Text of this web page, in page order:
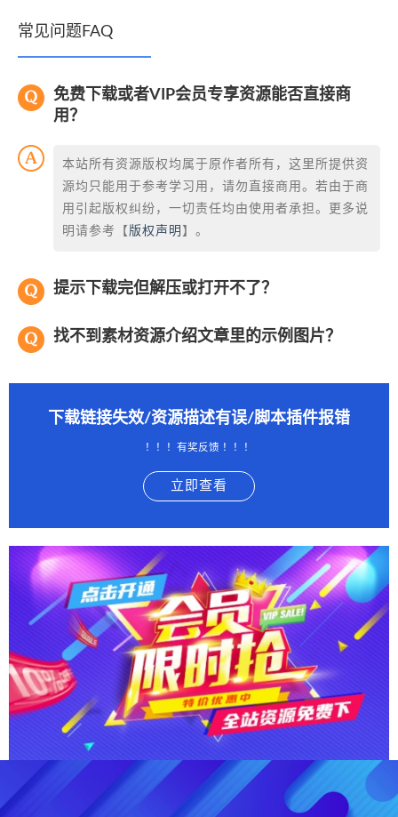
常见问题FAQ
免费下载或者VIP会员专享资源能否直接商
用？
本站所有资源版权均属于原作者所有，这里所提供资
源均只能用于参考学习用，请勿直接商用。若由于商
用引起版权纠纷，一切责任均由使用者承担。更多说
明请参考【 版权声明 】。
提示下载完但解压或打开不了？
找不到素材资源介绍文章里的示例图片？
下载链接失效/资源描述有误/脚本插件报错
！！！有奖反馈 ！！！
立即查看